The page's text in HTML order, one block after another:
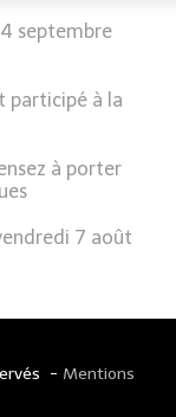
septembre
participé à la
à porter
7 août
- Mentions